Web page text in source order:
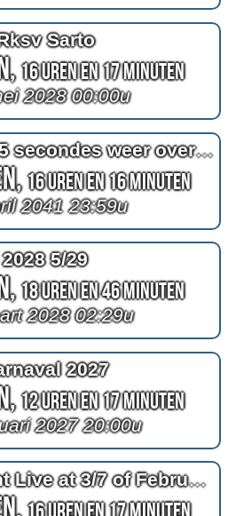
Sarto
16 Uren en 17 Minuten
2028 00:00u
dat is binnen 5 secondes weer over dan is er voor altijd vrede in het leven
16 Uren en 16 Minuten
2041 23:59u
2028 5/29
18 Uren en 46 Minuten
2028 02:29u
2027
12 Uren en 17 Minuten
2027 20:00u
Saturday Night Live at 3/7 of February
16 Uren en 17 Minuten